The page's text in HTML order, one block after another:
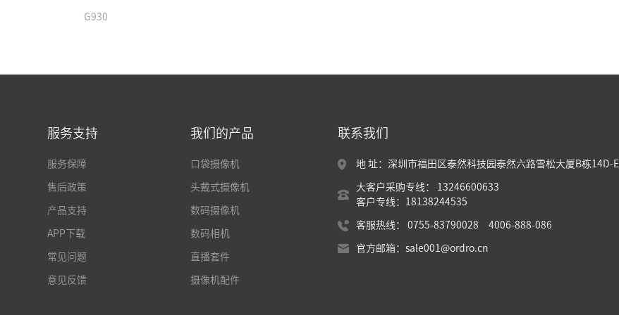
G930
服务支持
服务保障
售后政策
产品支持
APP下载
常见问题
意见反馈
我们的产品
口袋摄像机
头戴式摄像机
数码摄像机
数码相机
直播套件
摄像机配件
联系我们
地 址：深圳市福田区泰然科技园泰然六路雪松大厦B栋14D-E
大客户采购专线： 13246600633
客户专线：18138244535
客服热线： 0755-83790028 4006-888-086
官方邮箱：sale001@ordro.cn